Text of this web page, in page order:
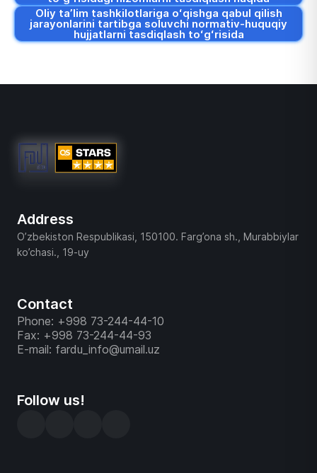
Oliy taʼlim tashkilotlariga oʻqishga qabul qilish
jarayonlarini tartibga soluvchi normativ-huquqiy
hujjatlarni tasdiqlash toʻgʻrisida
Address
O’zbekiston Respublikasi, 150100. Farg’ona sh., Murabbiylar
ko’chasi., 19-uy
Contact
Phone: +998 73-244-44-10
Fax: +998 73-244-44-93
E-mail: fardu_info@umail.uz
Follow us!